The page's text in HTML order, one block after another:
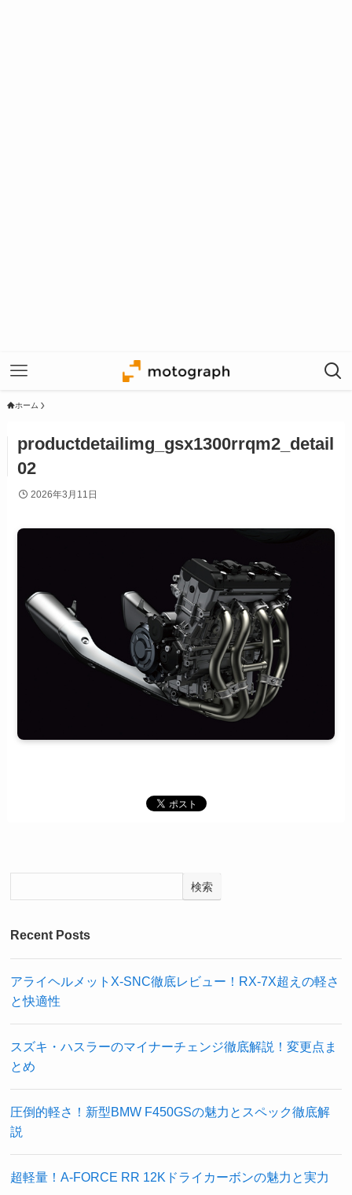
ホーム
productdetailimg_gsx1300rrqm2_detail
02
2026年3月11日
検索
Recent Posts
アライヘルメットX-SNC徹底レビュー！RX-7X超えの軽さ
と快適性
スズキ・ハスラーのマイナーチェンジ徹底解説！変更点ま
とめ
圧倒的軽さ！新型BMW F450GSの魅力とスペック徹底解
説
超軽量！A-FORCE RR 12Kドライカーボンの魅力と実力